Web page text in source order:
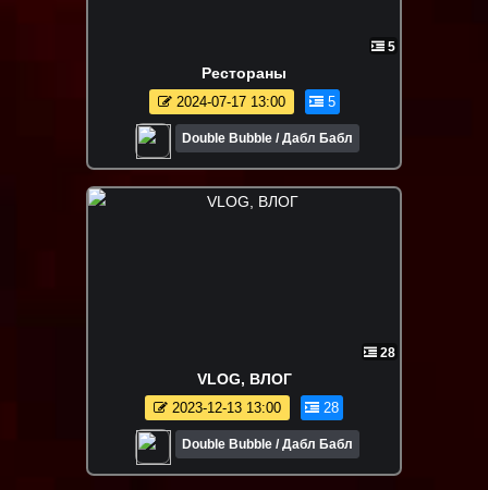
5
Рестораны
2024-07-17 13:00 5
Double Bubble / Дабл Бабл
28
VLOG, ВЛОГ
2023-12-13 13:00 28
Double Bubble / Дабл Бабл